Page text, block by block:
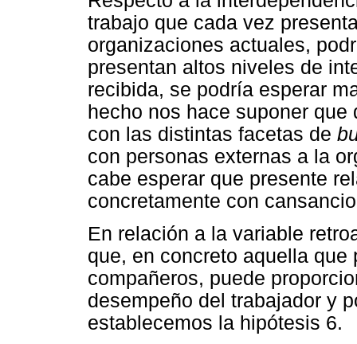
trabajo que cada vez
organizaciones actuales,
presentan altos niveles de
recibida, se podría esperar
hecho nos hace suponer
con las distintas facetas de
con personas externas a la
cabe esperar que presente
concretamente con
En relación a la variable
que, en concreto aquella
compañeros, puede
desempeño del trabajador y
establecemos la hipótesis 6.